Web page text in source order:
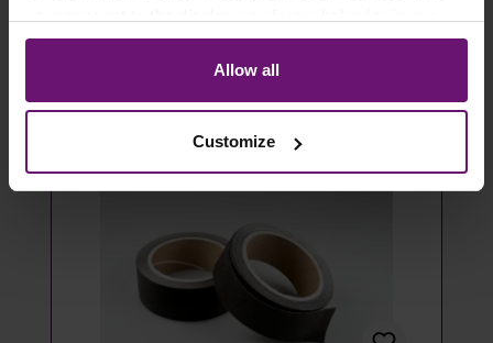
store to our partner, shopware AG (Ebbinghoff 10, 48624
Schöppingen, Germany), which cannot assign this data
to you personally, but may process it for its own
Allow all
Customize
Artikel ausverkauft